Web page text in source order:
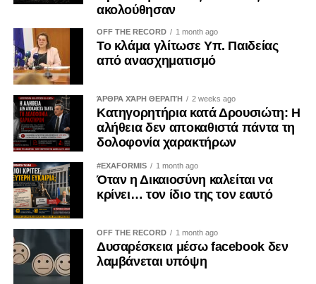
ακολούθησαν
OFF THE RECORD 1 month ago
Το κλάμα γλίτωσε Υπ. Παιδείας
από ανασχηματισμό
ΆΡΘΡΑ ΧΆΡΗ ΘΕΡΑΠΉ 2 weeks ago
Κατηγορητήρια κατά Δρουσιώτη: Η
αλήθεια δεν αποκαθιστά πάντα τη
δολοφονία χαρακτήρων
#EXAFORMIS 1 month ago
Όταν η Δικαιοσύνη καλείται να
κρίνει… τον ίδιο της τον εαυτό
OFF THE RECORD 1 month ago
Δυσαρέσκεια μέσω facebook δεν
λαμβάνεται υπόψη